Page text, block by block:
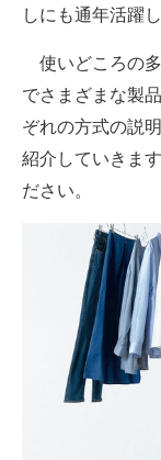
スマホと通信の
好きが集まる 比
ビジネスと働き
AI活用のいまが
企業ITのトレンド
経営リーダーの
しにも通年活躍
使いどころの
でさまざまな製
ぞれの方式の説
紹介していきま
ださい。